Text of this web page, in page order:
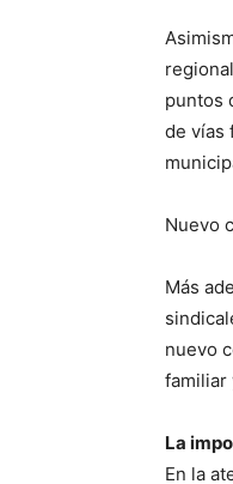
puntos
de vías
Nuevo
Más
nuevo
familiar
La
En la